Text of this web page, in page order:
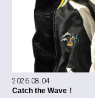
2026.08.04
Catch the Wave！